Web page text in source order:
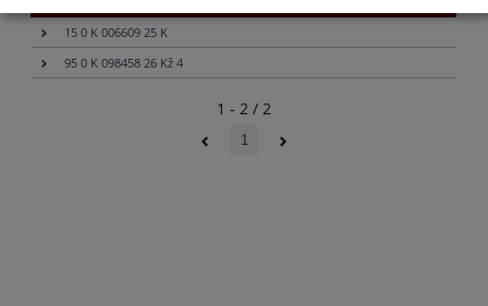
15 0 K 006609 25 K
95 0 K 098458 26 Kž 4
1 - 2 / 2
1